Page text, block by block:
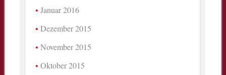
Januar 2016
Dezember 2015
November 2015
Oktober 2015